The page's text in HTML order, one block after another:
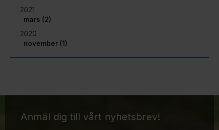
2021
mars (2)
2020
november (1)
Anmäl dig till vårt nyhetsbrev!